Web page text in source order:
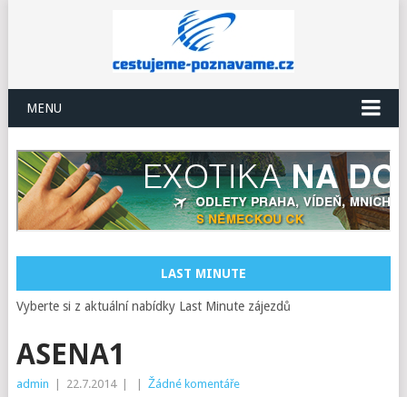
MENU
LAST MINUTE
Vyberte si z aktuální nabídky Last Minute zájezdů
ASENA1
admin 22.7.2014 Žádné komentáře